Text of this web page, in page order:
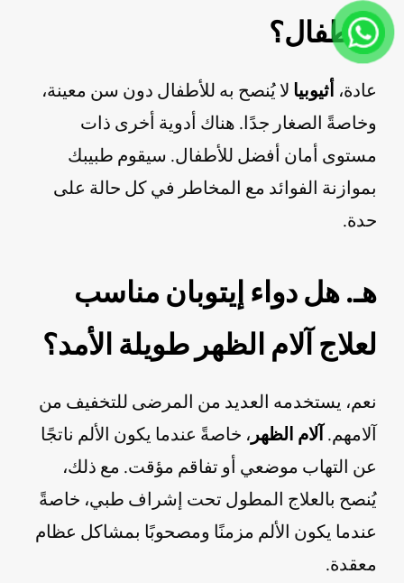
للأطفال؟
عادة، أثيوبيا لا يُنصح به للأطفال دون سن معينة،
وخاصةً الصغار جدًا. هناك أدوية أخرى ذات
مستوى أمان أفضل للأطفال. سيقوم طبيبك
بموازنة الفوائد مع المخاطر في كل حالة على
حدة.
هـ. هل دواء إيتوبان مناسب
لعلاج آلام الظهر طويلة الأمد؟
نعم، يستخدمه العديد من المرضى للتخفيف من
آلامهم. آلام الظهر، خاصةً عندما يكون الألم ناتجًا
عن التهاب موضعي أو تفاقم مؤقت. مع ذلك،
يُنصح بالعلاج المطول تحت إشراف طبي، خاصةً
عندما يكون الألم مزمنًا ومصحوبًا بمشاكل عظام
معقدة.